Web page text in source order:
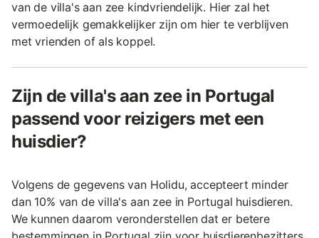
van de villa's aan zee kindvriendelijk. Hier zal het
vermoedelijk gemakkelijker zijn om hier te verblijven
met vrienden of als koppel.
Zijn de villa's aan zee in Portugal
passend voor reizigers met een
huisdier?
Volgens de gegevens van Holidu, accepteert minder
dan 10% van de villa's aan zee in Portugal huisdieren.
We kunnen daarom veronderstellen dat er betere